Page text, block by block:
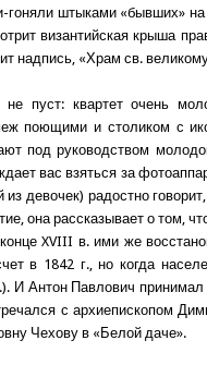
гоняли штыками «бывших» на
византийская крыша
надпись, «Храм св.
пуст: квартет очень
поющими и столиком с
под руководством
вас взяться за
девочек) радостно
она рассказывает о том,
XVIII в. ими же
в 1842 г., но когда
И Антон Павлович принимал
с архиепископом
Чехову в «Белой даче».